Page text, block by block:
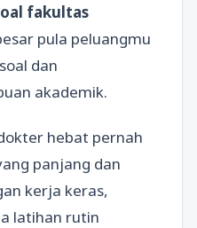
fakultas
pula peluangmu
dan
akademik.
hebat pernah
panjang dan
kerja keras,
latihan rutin